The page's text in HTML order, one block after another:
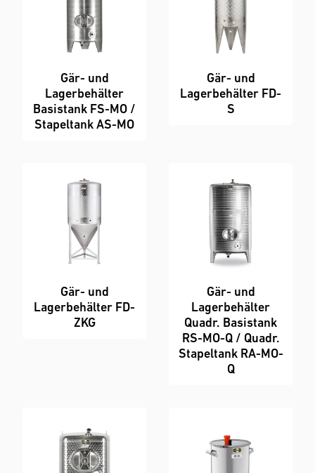
Gär- und
Lagerbehälter
Basistank FS-MO /
Stapeltank AS-MO
Gär- und
Lagerbehälter FD-
S
Gär- und
Lagerbehälter FD-
ZKG
Gär- und
Lagerbehälter
Quadr. Basistank
RS-MO-Q / Quadr.
Stapeltank RA-MO-
Q